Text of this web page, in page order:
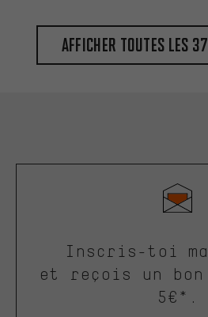
Afficher toutes les
Inscris-toi
et reçois un
5€*.